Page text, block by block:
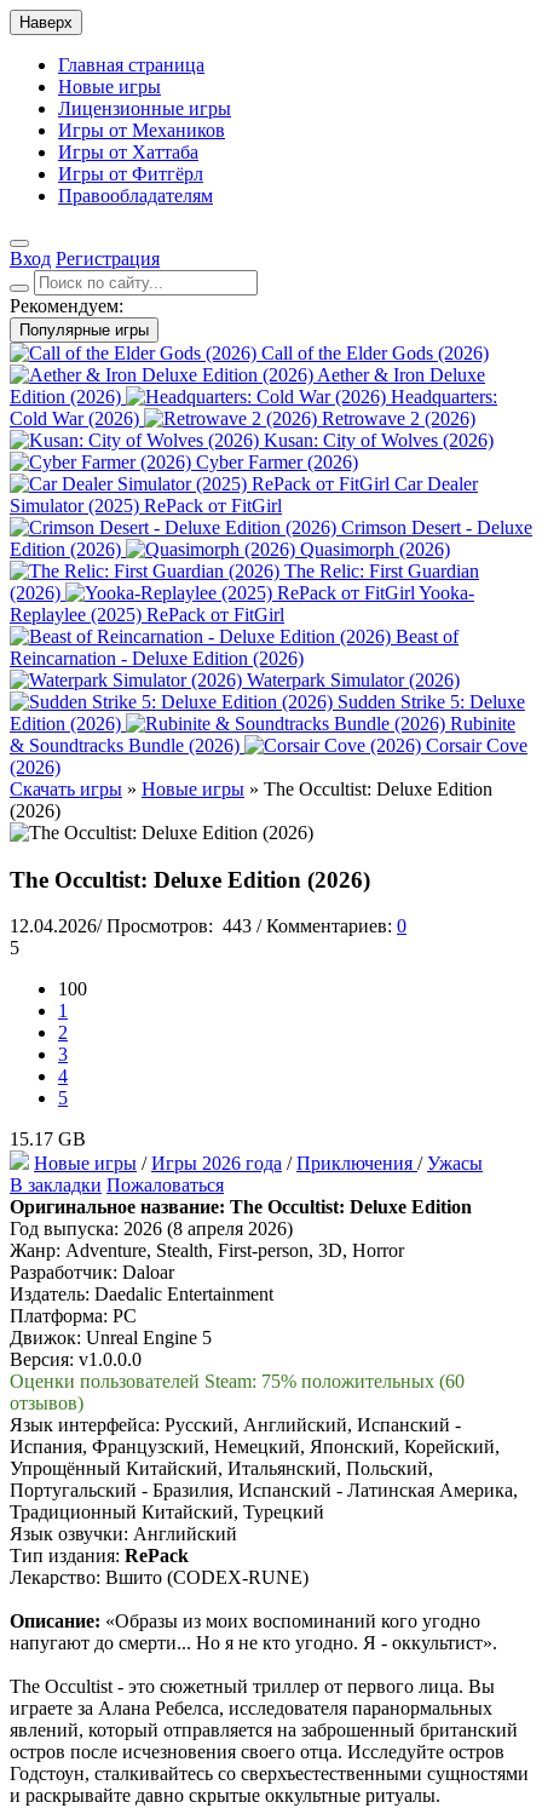
Наверх
Главная страница
Новые игры
Лицензионные игры
Игры от Механиков
Игры от Хаттаба
Игры от Фитгёрл
Правообладателям
Вход Регистрация
Рекомендуем:
Популярные игры
Call of the Elder Gods (2026)
Aether & Iron Deluxe
Edition (2026)
Headquarters:
Cold War (2026)
Retrowave 2 (2026)
Kusan: City of Wolves (2026)
Cyber Farmer (2026)
Car Dealer
Simulator (2025) RePack от FitGirl
Crimson Desert - Deluxe
Edition (2026)
Quasimorph (2026)
The Relic: First Guardian
(2026)
Yooka-
Replaylee (2025) RePack от FitGirl
Beast of
Reincarnation - Deluxe Edition (2026)
Waterpark Simulator (2026)
Sudden Strike 5: Deluxe
Edition (2026)
Rubinite
& Soundtracks Bundle (2026)
Corsair Cove
(2026)
Скачать игры » Новые игры » The Occultist: Deluxe Edition
(2026)
The Occultist: Deluxe Edition (2026)
12.04.2026/ Просмотров: 443 / Комментариев: 0
5
100
1
2
3
4
5
15.17 GB
Новые игры /Игры 2026 года /Приключения /Ужасы
В закладки Пожаловаться
Оригинальное название: The Occultist: Deluxe Edition
Год выпуска: 2026 (8 апреля 2026)
Жанр: Adventure, Stealth, First-person, 3D, Horror
Разработчик: Daloar
Издатель: Daedalic Entertainment
Платформа: PC
Движок: Unreal Engine 5
Версия: v1.0.0.0
Оценки пользователей Steam: 75% положительных (60
отзывов)
Язык интерфейса: Русский, Английский, Испанский -
Испания, Французский, Немецкий, Японский, Корейский,
Упрощённый Китайский, Итальянский, Польский,
Португальский - Бразилия, Испанский - Латинская Америка,
Традиционный Китайский, Турецкий
Язык озвучки: Английский
Тип издания: RePack
Лекарство: Вшито (CODEX-RUNE)
Описание: «Образы из моих воспоминаний кого угодно
напугают до смерти... Но я не кто угодно. Я - оккультист».
The Occultist - это сюжетный триллер от первого лица. Вы
играете за Алана Ребелса, исследователя паранормальных
явлений, который отправляется на заброшенный британский
остров после исчезновения своего отца. Исследуйте остров
Годстоун, сталкивайтесь со сверхъестественными сущностями
и раскрывайте давно скрытые оккультные ритуалы.